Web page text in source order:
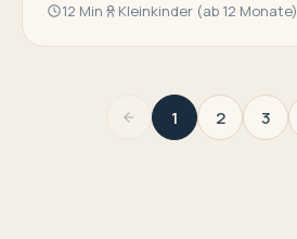
12 Min Kleinkinder (ab 12 Monate)
1 2 3